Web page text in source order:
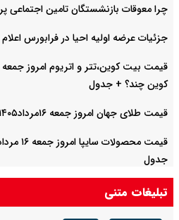
چرا معوقات بازنشستگان تامین
جزئیات عرضه اولیه احیا در فرابورس
کوین چند؟ + جدول
قیمت طلای جهان امروز جمعه ۱۶مرداد۱۴۰۵ /هر اونس طلا چند ؟ + جدول
جدول
تبلیغات متنی